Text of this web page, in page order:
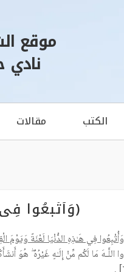
موقع
نادي
الكتب مقالات
(وَأُتْبِعُوا
وَأُتْبِعُوا فِي هَـٰذِهِ الدُّنْيَا لَعْنَةً وَيَوْمَ